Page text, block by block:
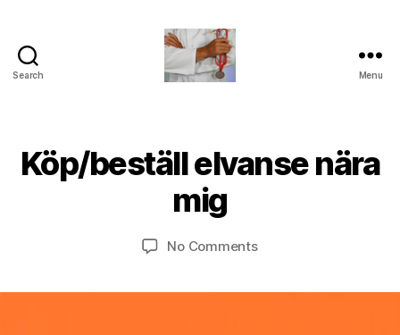
Search Menu
Categories
U
I
Köp/beställ elvanse nära
mig
y
t
M
a
2
2
No Commentson